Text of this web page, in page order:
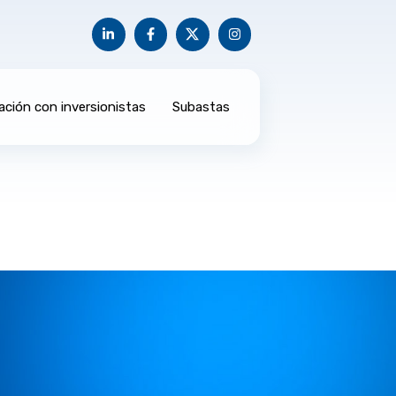
con inversionistas Subastas